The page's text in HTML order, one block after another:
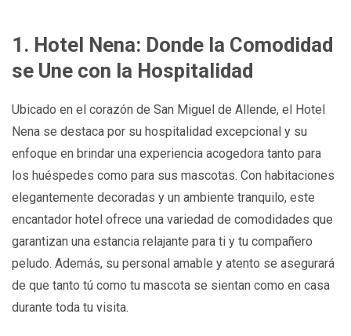
1. Hotel Nena: Donde la Comodidad
se Une con la Hospitalidad
Ubicado en el corazón de San Miguel de Allende, el Hotel
Nena se destaca por su hospitalidad excepcional y su
enfoque en brindar una experiencia acogedora tanto para
los huéspedes como para sus mascotas. Con habitaciones
elegantemente decoradas y un ambiente tranquilo, este
encantador hotel ofrece una variedad de comodidades que
garantizan una estancia relajante para ti y tu compañero
peludo. Además, su personal amable y atento se asegurará
de que tanto tú como tu mascota se sientan como en casa
durante toda tu visita.